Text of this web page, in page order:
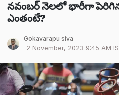
నవంబర్ నెలలో భారీగా
ఎంతంటే?
Gokavarapu siva
2 November, 2023 9:45 AM